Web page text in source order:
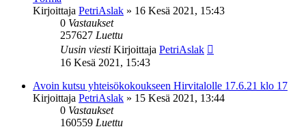
Kirjoittaja PetriAslak » 16 Kesä 2021, 15:43
0 Vastaukset
257627 Luettu
Uusin viesti Kirjoittaja PetriAslak
16 Kesä 2021, 15:43
Avoin kutsu yhteisökokoukseen Hirvitalolle 17.6.21 klo 17
Kirjoittaja PetriAslak » 15 Kesä 2021, 13:44
0 Vastaukset
160559 Luettu